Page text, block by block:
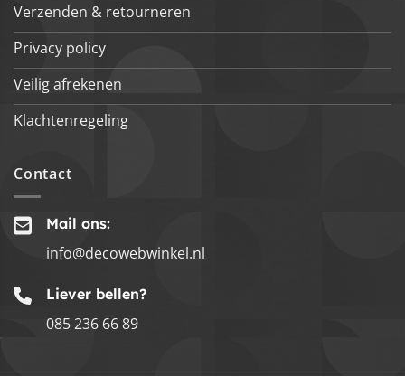
Verzenden & retourneren
Privacy policy
Veilig afrekenen
Klachtenregeling
Contact
Mail ons:
info@decowebwinkel.nl
Liever bellen?
085 236 66 89